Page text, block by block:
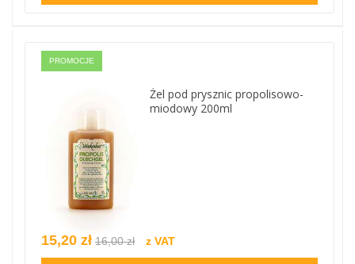
PROMOCJE
Żel pod prysznic propolisowo-
miodowy 200ml
15,20 zł 16,00 zł z VAT